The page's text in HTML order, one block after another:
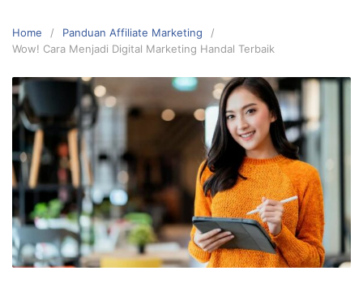
Home
Panduan Affiliate Marketing
Wow! Cara Menjadi Digital Marketing Handal Terbaik